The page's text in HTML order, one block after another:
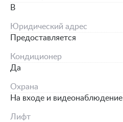
B
Юридический адрес
Предоставляется
Кондиционер
Да
Охрана
На входе и видеонаблюдение
Лифт